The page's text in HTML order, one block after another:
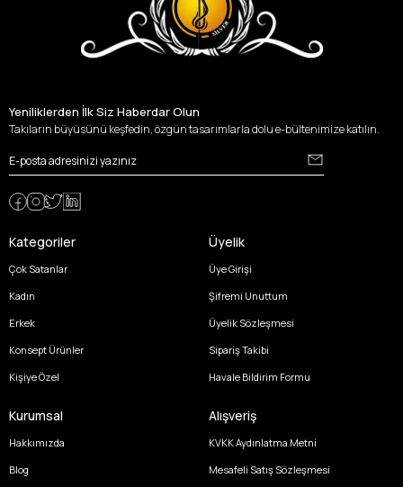
Yeniliklerden İlk Siz Haberdar Olun
Takıların büyüsünü keşfedin, özgün tasarımlarla dolu e-bültenimize katılın.
Kategoriler
Çok Satanlar
Kadın
Erkek
Konsept Ürünler
Kişiye Özel
Üyelik
Üye Girişi
Şifremi Unuttum
Üyelik Sözleşmesi
Sipariş Takibi
Havale Bildirim Formu
Kurumsal
Hakkımızda
Blog
Alışveriş
KVKK Aydınlatma Metni
Mesafeli Satış Sözleşmesi